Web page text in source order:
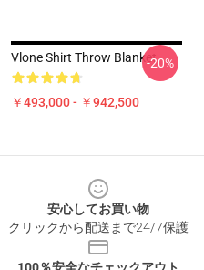
Vlone Shirt Throw Blanket
￥493,000 - ￥942,500
-20%
安心してお買い物
クリックから配送まで24/7保護